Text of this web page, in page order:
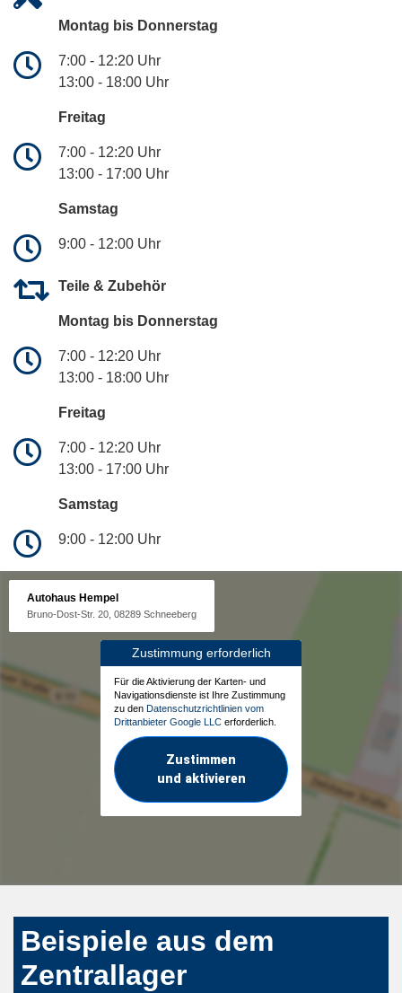
Montag bis Donnerstag
7:00 - 12:20 Uhr
13:00 - 18:00 Uhr
Freitag
7:00 - 12:20 Uhr
13:00 - 17:00 Uhr
Samstag
9:00 - 12:00 Uhr
Teile & Zubehör
Montag bis Donnerstag
7:00 - 12:20 Uhr
13:00 - 18:00 Uhr
Freitag
7:00 - 12:20 Uhr
13:00 - 17:00 Uhr
Samstag
9:00 - 12:00 Uhr
Autohaus Hempel
Bruno-Dost-Str. 20, 08289 Schneeberg
Zustimmung erforderlich
Für die Aktivierung der Karten- und
Navigationsdienste ist Ihre Zustimmung
zu den Datenschutzrichtlinien vom
Drittanbieter Google LLC erforderlich.
Zustimmen
und aktivieren
Beispiele aus dem
Zentrallager